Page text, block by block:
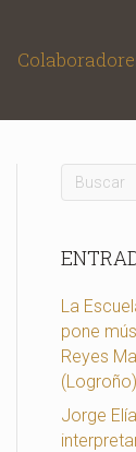
La
pone
Reyes
(Logroño)
Jorge